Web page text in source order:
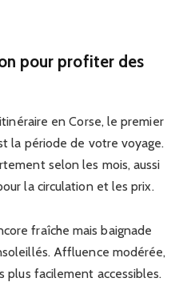
pour profiter des
en Corse, le premier
la période de votre voyage.
selon les mois, aussi
la circulation et les prix.
fraîche mais baignade
Affluence modérée,
plus facilement accessibles.